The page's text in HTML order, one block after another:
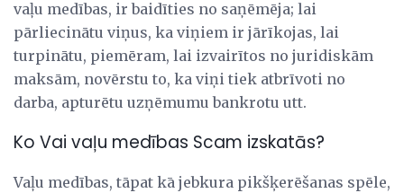
vaļu medības, ir baidīties no saņēmēja; lai
pārliecinātu viņus, ka viņiem ir jārīkojas, lai
turpinātu, piemēram, lai izvairītos no juridiskām
maksām, novērstu to, ka viņi tiek atbrīvoti no
darba, apturētu uzņēmumu bankrotu utt.
Ko Vai vaļu medības Scam izskatās?
Vaļu medības, tāpat kā jebkura pikšķerēšanas spēle,